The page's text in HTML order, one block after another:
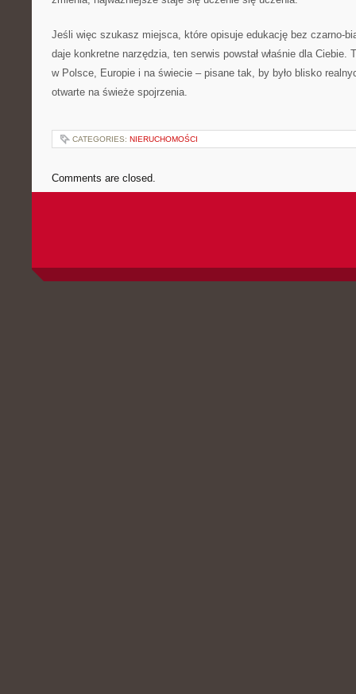
Jeśli więc szukasz miejsca, które opisuje edukację bez czarno-
daje konkretne narzędzia, ten serwis powstał właśnie dla Ciebie.
w Polsce, Europie i na świecie – pisane tak, by było blisko
otwarte na świeże spojrzenia.
CATEGORIES: NIERUCHOMOŚCI
Comments are closed.